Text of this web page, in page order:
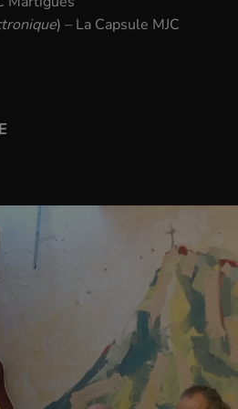
) – La Capsule MJC